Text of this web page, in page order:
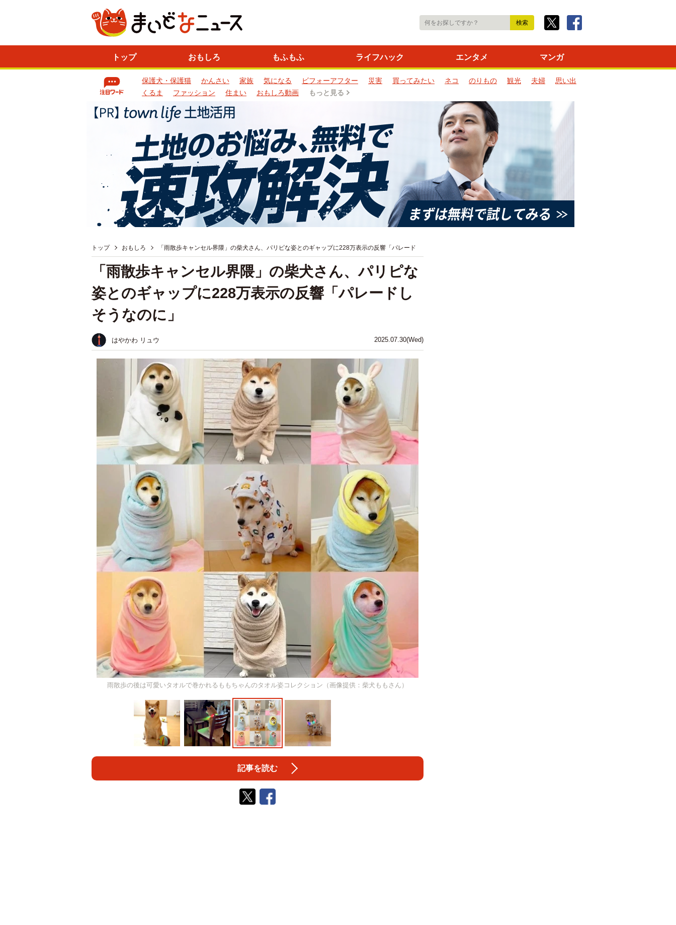
トップ おもしろ もふもふ ライフハック エンタメ マンガ
保護犬・保護猫 かんさい 家族 気になる ビフォーアフター 災害 買ってみたい ネコ のりもの 観光 夫婦
思い出
くるま
ファッション 住まい おもしろ動画 もっと見る
トップ おもしろ 「雨散歩キャンセル界隈」の柴犬さん、パリピな姿とのギャップに228万表示の反響「パレード
2025.07.30(Wed)
「雨散歩キャンセル界隈」の柴犬さん、パリピな
姿とのギャップに228万表示の反響「パレードし
そうなのに」
はやかわ リュウ
雨散歩の後は可愛いタオルで巻かれるももちゃんのタオル姿コレクション（画像提供：柴犬ももさん）
記事を読む